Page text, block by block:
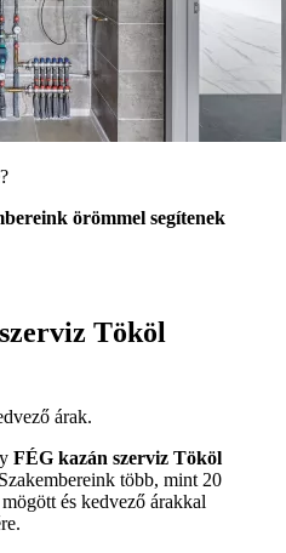
örömmel segítenek
Tököl
árak.
FÉG kazán szerviz Tököl
több, mint 20
és kedvező árakkal